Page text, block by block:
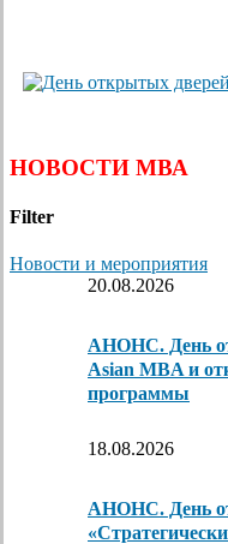
НОВОСТИ МВА
Filter
Новости и мероприятия
20.08.2026
АНОНС. День
Asian MBA и
программы
18.08.2026
АНОНС. День